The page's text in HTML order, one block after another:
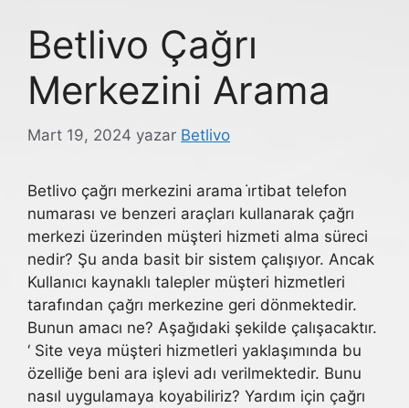
Betlivo Çağrı
Merkezini Arama
Mart 19, 2024 yazar Betlivo
Betlivo çağrı merkezini arama i̇rtibat telefon
numarası ve benzeri araçları kullanarak çağrı
merkezi üzerinden müşteri hizmeti alma süreci
nedir? Şu anda basit bir sistem çalışıyor. Ancak
Kullanıcı kaynaklı talepler müşteri hizmetleri
tarafından çağrı merkezine geri dönmektedir.
Bunun amacı ne? Aşağıdaki şekilde çalışacaktır.
‘ Site veya müşteri hizmetleri yaklaşımında bu
özelliğe beni ara işlevi adı verilmektedir. Bunu
nasıl uygulamaya koyabiliriz? Yardım için çağrı